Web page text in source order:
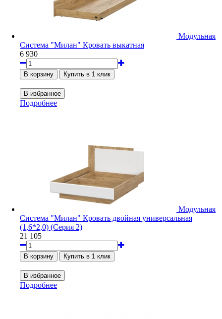
Модульная
Система "Милан" Кровать выкатная
6 930
Подробнее
Модульная
Система "Милан" Кровать двойная универсальная
(1,6*2,0) (Серия 2)
21 105
Подробнее